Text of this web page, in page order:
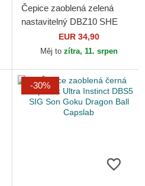
Čepice zaoblená zelená
nastavitelný DBZ10 SHE
Shenron Dragon Ball Capslab
EUR 34,90
Měj to zítra, 11. srpen
-30%